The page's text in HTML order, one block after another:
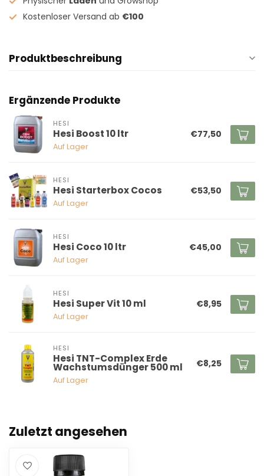
Kostenloser Versand ab €100
Produktbeschreibung
Ergänzende Produkte
HESI
Hesi Boost 10 ltr
Auf Lager
€77,50
HESI
Hesi Starterbox Cocos
Auf Lager
€53,50
HESI
Hesi Coco 10 ltr
Auf Lager
€45,00
HESI
Hesi Super Vit 10 ml
Auf Lager
€8,95
HESI
Hesi TNT-Complex Erde
Wachstumsdünger 500 ml
Auf Lager
€8,25
Zuletzt angesehen